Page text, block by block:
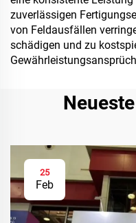
zuverlässigen
von Feldausfällen
schädigen und zu
25
Feb